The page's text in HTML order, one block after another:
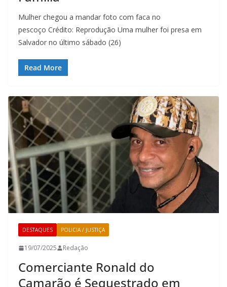
Mulher chegou a mandar foto com faca no
pescoço Crédito: Reprodução Uma mulher foi presa em
Salvador no último sábado (26)
Read More
DESTAQUES POLICIA / JUSTIÇA
19/07/2025 Redação
Comerciante Ronald do
Camarão é Sequestrado em